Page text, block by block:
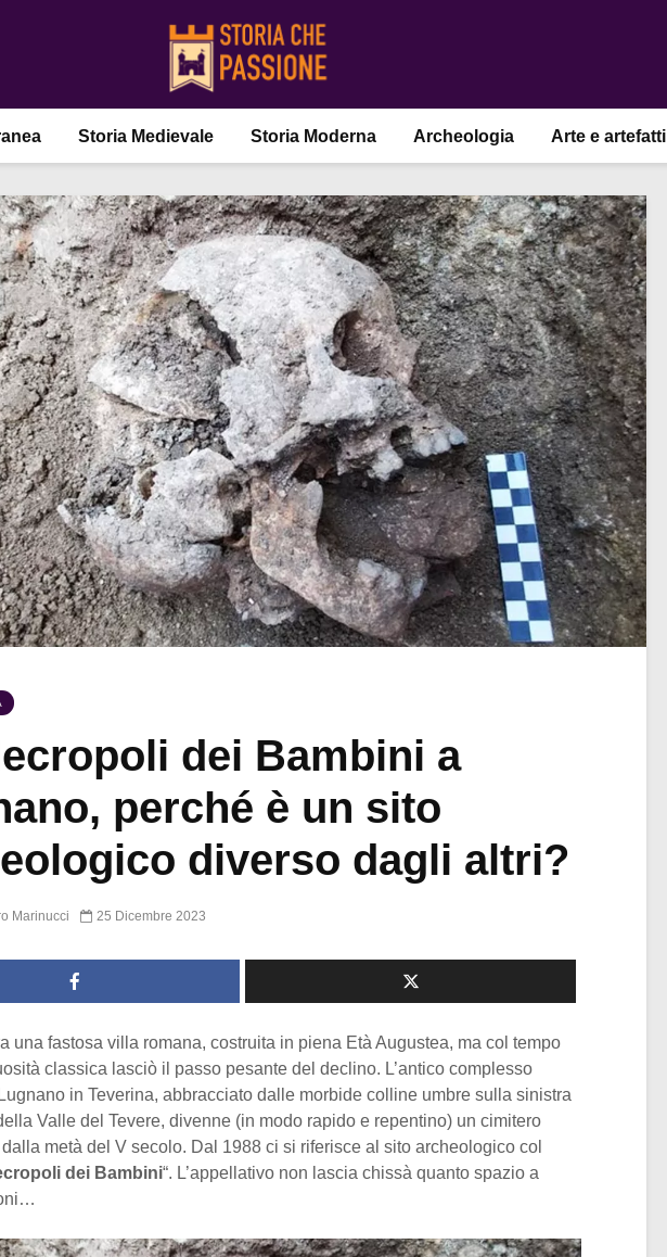
Storia Medievale Storia Moderna Archeologia Arte e artefatti
dei Bambini a
perché è un sito
diverso dagli altri?
Marinucci 25 Dicembre 2023
una fastosa villa romana, costruita in piena Età Augustea, ma col tempo
classica lasciò il passo pesante del declino. L’antico complesso
in Teverina, abbracciato dalle morbide colline umbre sulla sinistra
Valle del Tevere, divenne (in modo rapido e repentino) un cimitero
metà del V secolo. Dal 1988 ci si riferisce al sito archeologico col
dei Bambini“. L’appellativo non lascia chissà quanto spazio a